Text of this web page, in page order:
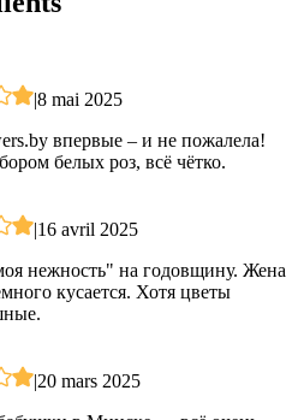
|8 mai 2025
впервые – и не пожалела!
белых роз, всё чётко.
|16 avril 2025
нежность" на годовщину. Жена
кусается. Хотя цветы
|20 mars 2025